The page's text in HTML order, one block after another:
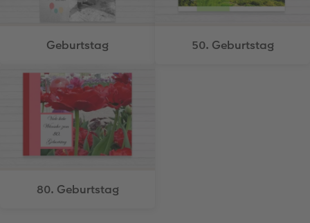
Geburtstag 50. Geburtstag
80. Geburtstag